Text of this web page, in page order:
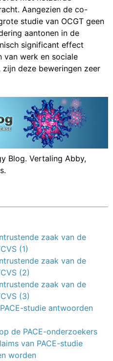
Aangezien de co-
studie van OCGT geen
aantonen in de
significant effect
van werk en sociale
zijn deze beweringen zeer
Blog. Vertaling Abby,
zaak van de
(1)
zaak van de
(2)
zaak van de
(3)
studie antwoorden
de PACE-onderzoekers
van PACE-studie
worden